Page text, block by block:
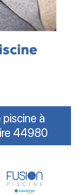
à
44980